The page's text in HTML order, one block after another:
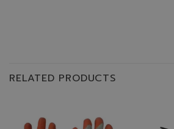
RELATED PRODUCTS